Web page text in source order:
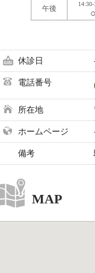
午後
休診日
電話番号
所在地
ホームページ
備考
MAP